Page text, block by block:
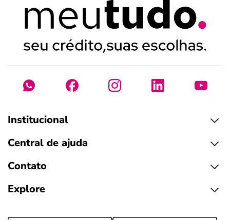
Institucional
Central de ajuda
Contato
Explore